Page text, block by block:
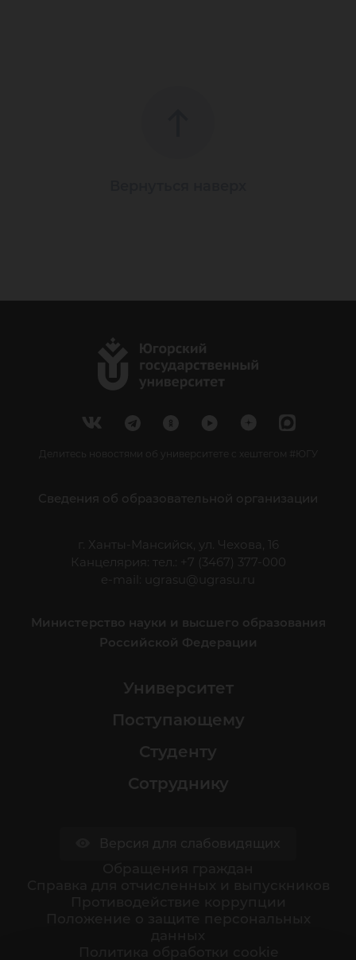
Делитесь новостями об университете с хештегом #ЮГУ
Сведения об образовательной организации
г. Ханты-Мансийск, ул. Чехова, 16
Канцелярия: тел.: +7 (3467) 377-000
e-mail:
ugrasu@ugrasu.ru
Министерство науки и высшего образования
Российской Федерации
Университет
Поступающему
Студенту
Сотруднику